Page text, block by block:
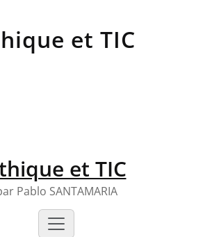
et TIC
Pablo SANTAMARIA